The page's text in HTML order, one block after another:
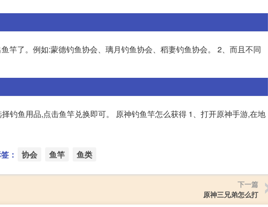
竿了。例如:蒙德钓鱼协会、璃月钓鱼协会、稻妻钓鱼协会。 2、而且不同
钓鱼用品,点击鱼竿兑换即可。 原神钓鱼竿怎么获得 1、打开原神手游,在地
： 协会 鱼竿 鱼类
下一篇
原神三兄弟怎么打